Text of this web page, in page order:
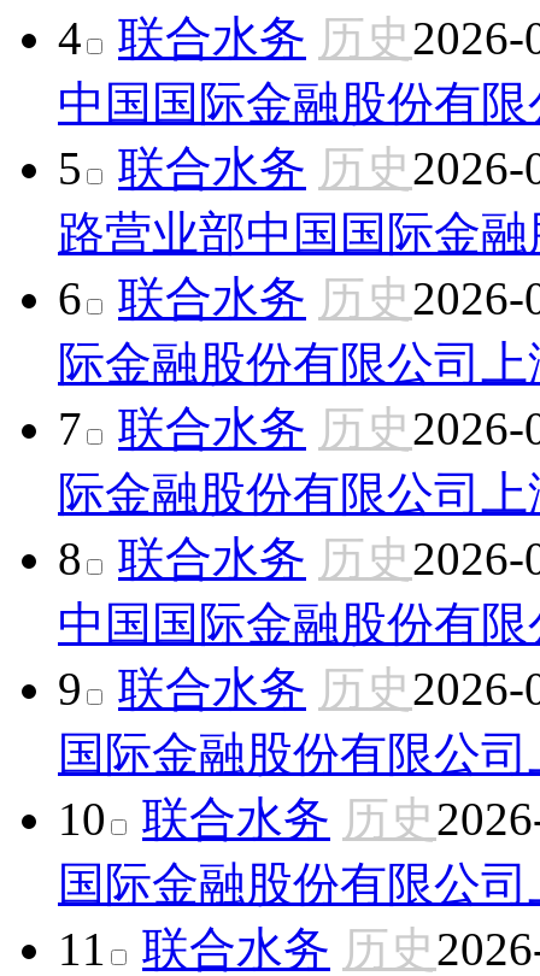
4
联合水务 历史2026-
中国国际金融股份有
5
联合水务 历史2026-
路营业部中国国际金
6
联合水务 历史2026-
际金融股份有限公司
7
联合水务 历史2026-
际金融股份有限公司
8
联合水务 历史2026-
中国国际金融股份有
9
联合水务 历史2026-
国际金融股份有限公
10
联合水务 历史
国际金融股份有限公
11
联合水务 历史